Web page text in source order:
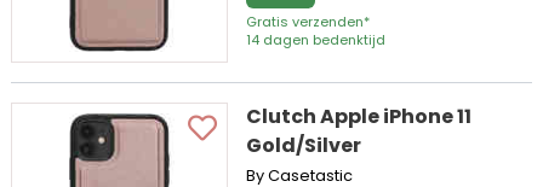
Gratis verzenden*
14 dagen bedenktijd
Clutch Apple iPhone 11
Gold/Silver
By Casetastic